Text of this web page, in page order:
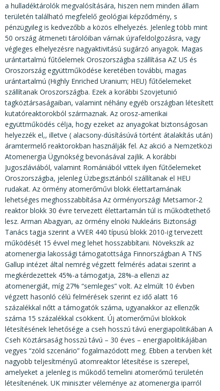
a hulladéktárolók megvalósítására, hiszen nem minden állam
területén található megfelelő geológiai képződmény, s
pénzügyileg is kedvezőbb a közös elhelyezés. Jelenleg több mint
50 ország átmeneti tárolóiban várnak újrafeldolgozásra, vagy
végleges elhelyezésre nagyaktivitású sugárzó anyagok. Magas
urántartalmú fűtőelemek Oroszországba szállítása AZ US és
Oroszország együttműködése keretében további, magas
urántartalmú (Highly Enriched Uranium; HEU) fűtőelemeket
szállítanak Oroszországba. Ezek a korábbi Szovjetunió
tagköztársaságaiban, valamint néhány egyéb országban létesített
kutatóreaktorokból származnak. Az orosz-amerikai
együttműködés célja, hogy ezeket az anyagokat biztonságosan
helyezzék el,, illetve ( alacsony-dúsításúvá történt átalakítás után)
áramtermelő reaktorokban használják fel. Az akció a Nemzetközi
Atomenergia Ügynökség bevonásával zajlik. A korábbi
Jugoszláviából, valamint Romániából vittek ilyen fűtőelemeket
Oroszországba, jelenleg Üzbegisztánból szállítanak el HEU
rudakat. Az örmény atomerőművi blokk élettartamának
lehetséges meghosszabbítása Az örményországi Metsamor-2
reaktor blokk 30 évre tervezett élettartamán túl is működtethető
lesz. Arman Abagyan, az örmény elnöki Nukleáris Biztonsági
Tanács tagja szerint a VVER 440 típusú blokk 2010-ig tervezett
működését 15 évvel meg lehet hosszabbítani. Növekszik az
atomenergia lakossági támogatottsága Finnországban A TNS
Gallup intézet által nemrég végzett felmérés adatai szerint a
megkérdezettek 45%-a támogatja, 28%-a ellenzi az
atomenergiát, míg 27% “semleges” volt. Az elmúlt 10 évben
végzett hasonló célú felmérések szerint ez idő alatt 16
százalékkal nőtt a támogatók száma, ugyanakkor az ellenzők
száma 15 százalékkal csökkent. Új atomerőművi blokkok
létesítésének lehetősége a cseh hosszú távú energiapolitikában A
Cseh Köztársaság hosszú távú – 30 éves – energiapolitikájában
vegyes “zöld szcenário” fogalmazódott meg. Ebben a tervben két
nagyobb teljesítményű atomreaktor létesítése is szerepel,
amelyeket a jelenleg is működő temelini atomerőmű területén
létesítenének. UK miniszter véleménye az atomenergia iparról